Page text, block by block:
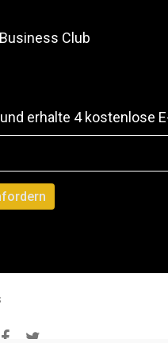
Club
erhalte 4 kostenlose
facebook
twitter